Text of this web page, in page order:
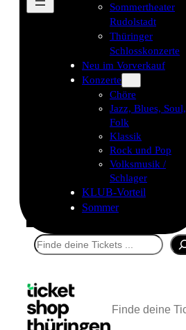
Sommertheater
Rudolstadt
Thüringer
Schlosskonzerte
Neu im Vorverkauf
Konzerte
Chöre
Jazz, Blues, Soul,
Folk
Klassik
Rock und Pop
Volksmusik /
Schlager
KLUB-Vorteil
Sommer
Suchen
Suchen